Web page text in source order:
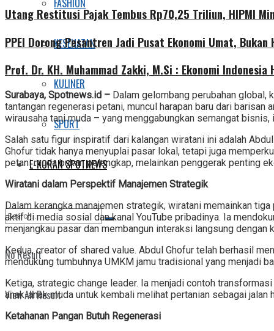
FASHION
KESEHATAN
KULINER
SPORT
E-KORAN SPOTNEWS
No Result
View All Result
Utang Restitusi Pajak Tembus Rp70,25 Triliun, HIPMI
PPEI Dorong Pesantren Jadi Pusat Ekonomi Umat, Bukan
Prof. Dr. KH. Muhammad Zakki, M.Si : Ekonomi
Surabaya, Spotnews.id – Dalam gelombang perubahan global,
tantangan regenerasi petani, muncul harapan baru dari
wirausaha tani muda – yang menggabungkan semangat
Salah satu figur inspiratif dari kalangan wiratani ini adalah
Ghofur tidak hanya menyuplai pasar lokal, tetapi juga
petani muda bukan pelengkap, melainkan penggerak penting
Wiratani dalam Perspektif Manajemen Strategik
Dalam kerangka manajemen strategik, wiratani memainkan
aktif di media sosial dan kanal YouTube pribadinya. Ia
menjangkau pasar dan membangun interaksi langsung
Kedua, creator of shared value. Abdul Ghofur telah berhasil
mendukung tumbuhnya UMKM jamu tradisional yang menjadi
Ketiga, strategic change leader. Ia menjadi contoh
anak-anak muda untuk kembali melihat pertanian sebagai jalan
Ketahanan Pangan Butuh Regenerasi